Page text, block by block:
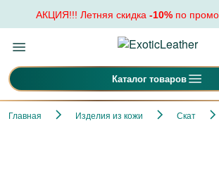
АКЦИЯ!!! Летняя скидка -10%по
Каталог товаров
Главная Изделия из кожи Скат